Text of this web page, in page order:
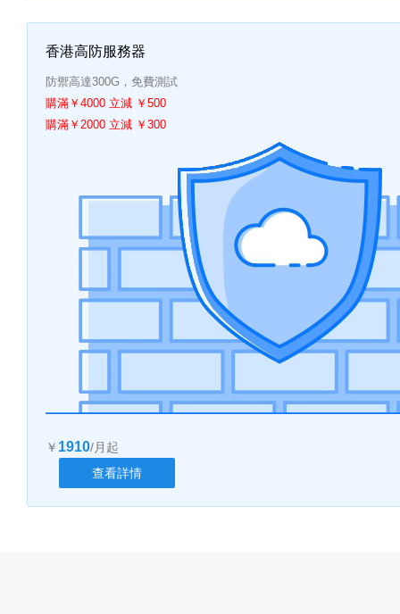
香港高防服務器
防禦高達300G，免費測試
購滿￥4000 立減 ￥500
購滿￥2000 立減 ￥300
￥ 1910/月起
查看詳情